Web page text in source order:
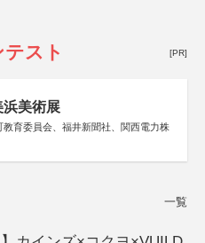
スト [PR]
美術展
育委員会、福井新聞社、関西電力株
一覧